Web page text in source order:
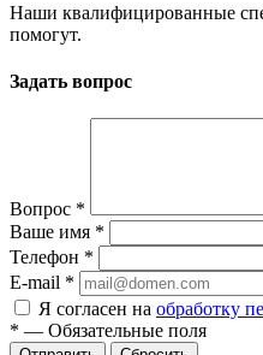
Наши квалифицированные
помогут.
Задать вопрос
Вопрос *
Ваше имя *
Телефон *
E-mail *
Я согласен на обработку
* — Обязательные поля